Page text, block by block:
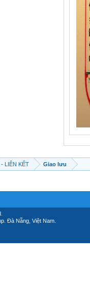
LIÊN KẾT Giao lưu
Đà Nẵng, Việt Nam.